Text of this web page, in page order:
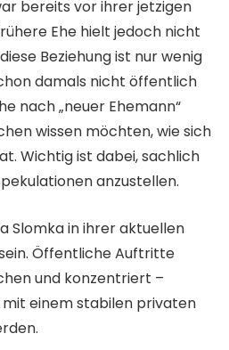
bereits vor ihrer jetzigen
Ehe hielt jedoch nicht
Beziehung ist nur wenig
damals nicht öffentlich
nach „neuer Ehemann“
wissen möchten, wie sich
Wichtig ist dabei, sachlich
anzustellen.
Slomka in ihrer aktuellen
Öffentliche Auftritte
und konzentriert –
einem stabilen privaten